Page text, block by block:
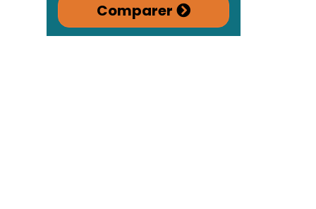
Comparer